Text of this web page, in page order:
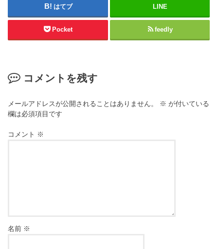
はてブ LINE
Pocket feedly
コメントを残す
メールアドレスが公開されることはありません。 ※ が付いている
欄は必須項目です
コメント ※
名前 ※